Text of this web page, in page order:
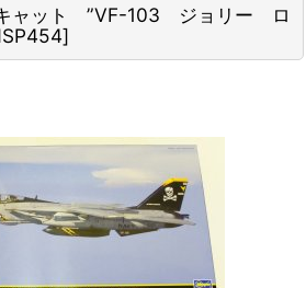
ャット ”VF-103 ジョリー ロ
]